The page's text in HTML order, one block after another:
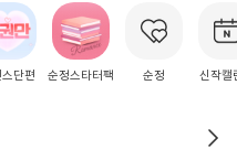
단편 순정스타터팩 순정 신작캘